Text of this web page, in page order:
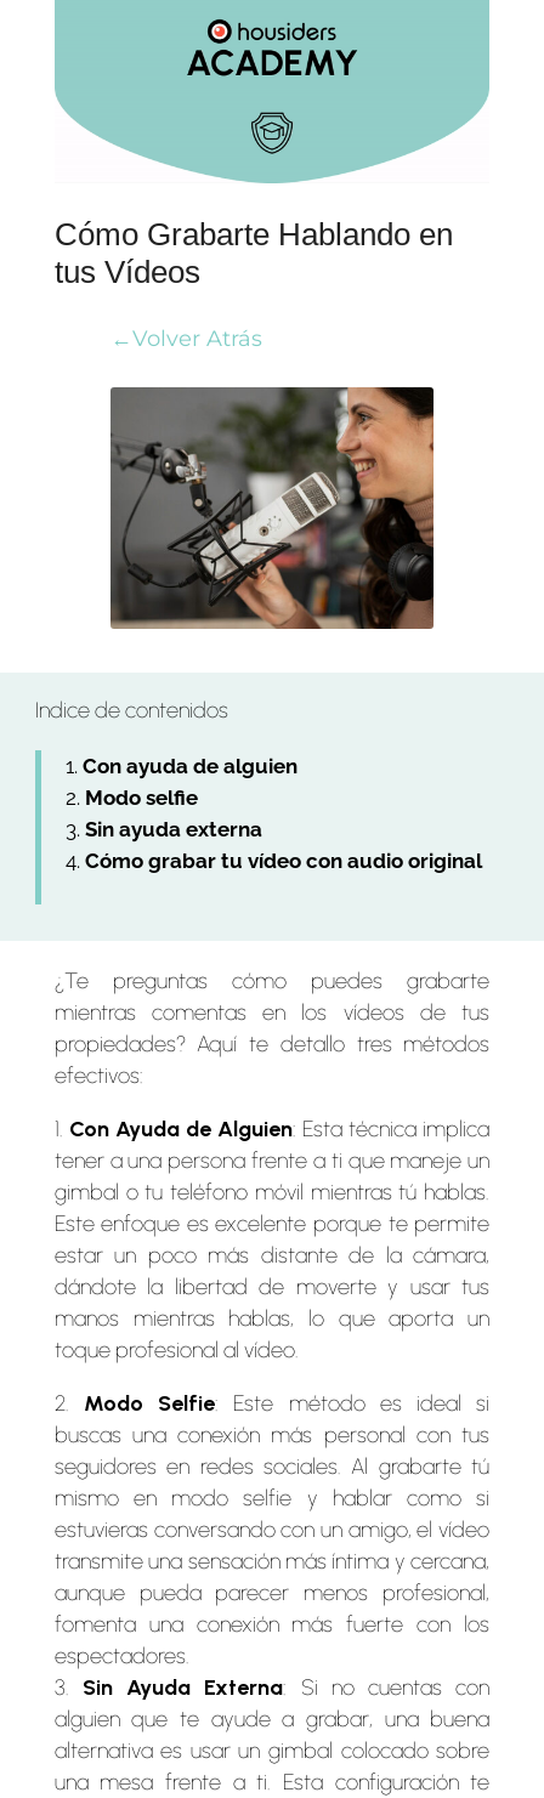
Cómo Grabarte Hablando en
tus Vídeos
←Volver Atrás
Indice de contenidos
Con ayuda de alguien
Modo selfie
Sin ayuda externa
Cómo grabar tu vídeo con audio original
¿Te preguntas cómo puedes grabarte
mientras comentas en los vídeos de tus
propiedades? Aquí te detallo tres métodos
efectivos:
Con Ayuda de Alguien: Esta técnica implica
tener a una persona frente a ti que maneje un
gimbal o tu teléfono móvil mientras tú hablas.
Este enfoque es excelente porque te permite
estar un poco más distante de la cámara,
dándote la libertad de moverte y usar tus
manos mientras hablas, lo que aporta un
toque profesional al vídeo.
Modo Selfie: Este método es ideal si
buscas una conexión más personal con tus
seguidores en redes sociales. Al grabarte tú
mismo en modo selfie y hablar como si
estuvieras conversando con un amigo, el vídeo
transmite una sensación más íntima y cercana,
aunque pueda parecer menos profesional,
fomenta una conexión más fuerte con los
espectadores.
Sin Ayuda Externa: Si no cuentas con
alguien que te ayude a grabar, una buena
alternativa es usar un gimbal colocado sobre
una mesa frente a ti. Esta configuración te